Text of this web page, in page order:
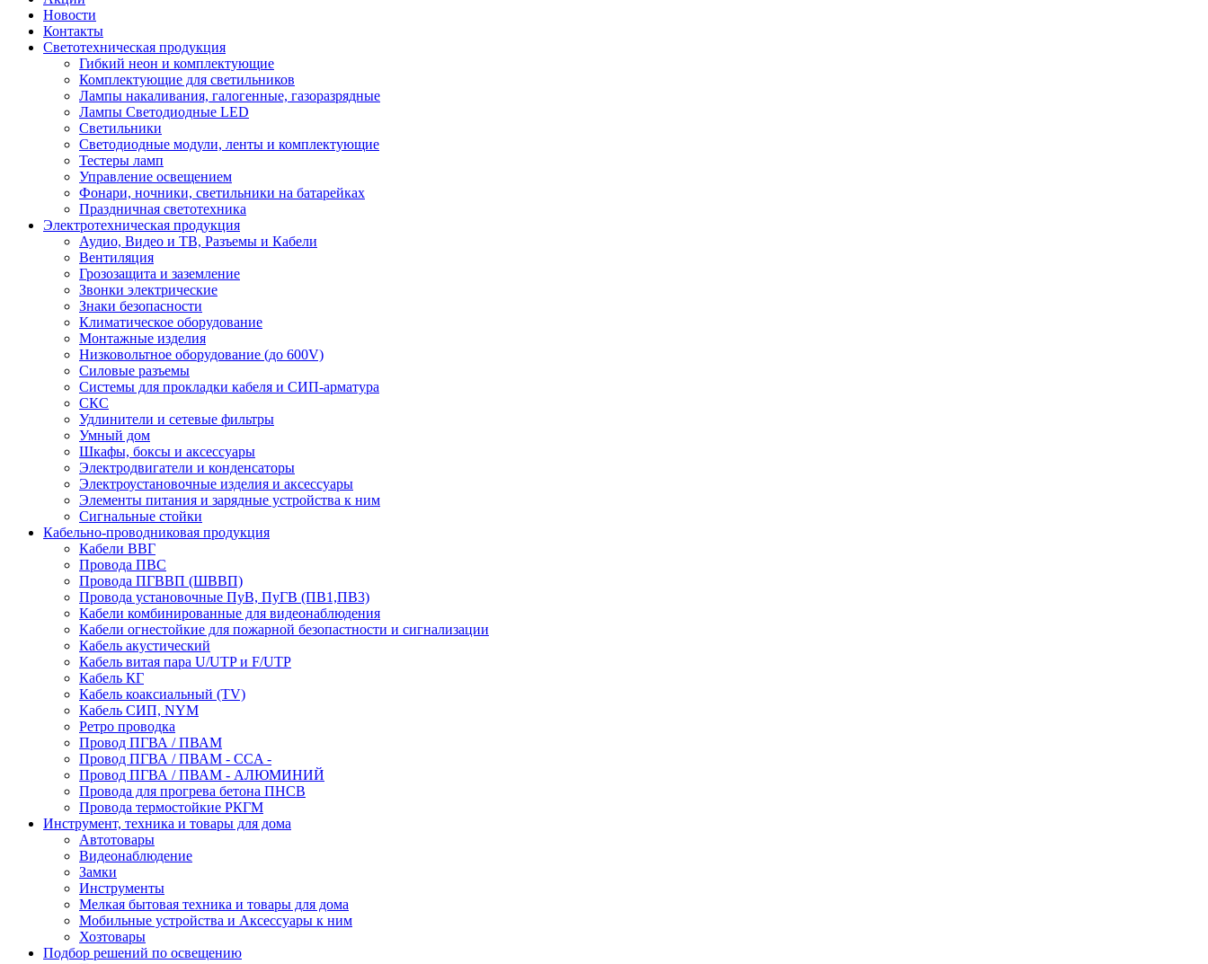
Новости
Контакты
Светотехническая продукция
Гибкий неон и комплектующие
Комплектующие для светильников
Лампы накаливания, галогенные, газоразрядные
Лампы Светодиодные LED
Светильники
Светодиодные модули, ленты и комплектующие
Тестеры ламп
Управление освещением
Фонари, ночники, светильники на батарейках
Праздничная светотехника
Электротехническая продукция
Аудио, Видео и ТВ, Разъемы и Кабели
Вентиляция
Грозозащита и заземление
Звонки электрические
Знаки безопасности
Климатическое оборудование
Монтажные изделия
Низковольтное оборудование (до 600V)
Силовые разъемы
Системы для прокладки кабеля и СИП-арматура
СКС
Удлинители и сетевые фильтры
Умный дом
Шкафы, боксы и аксессуары
Электродвигатели и конденсаторы
Электроустановочные изделия и аксессуары
Элементы питания и зарядные устройства к ним
Сигнальные стойки
Кабельно-проводниковая продукция
Кабели ВВГ
Провода ПВС
Провода ПГВВП (ШВВП)
Провода установочные ПуВ, ПуГВ (ПВ1,ПВ3)
Кабели комбинированные для видеонаблюдения
Кабели огнестойкие для пожарной безопастности и сигнализации
Кабель акустический
Кабель витая пара U/UTP и F/UTP
Кабель КГ
Кабель коаксиальный (TV)
Кабель СИП, NYM
Ретро проводка
Провод ПГВА / ПВАМ
Провод ПГВА / ПВАМ - CCA -
Провод ПГВА / ПВАМ - АЛЮМИНИЙ
Провода для прогрева бетона ПНСВ
Провода термостойкие РКГМ
Инструмент, техника и товары для дома
Автотовары
Видеонаблюдение
Замки
Инструменты
Мелкая бытовая техника и товары для дома
Мобильные устройства и Аксессуары к ним
Хозтовары
Подбор решений по освещению